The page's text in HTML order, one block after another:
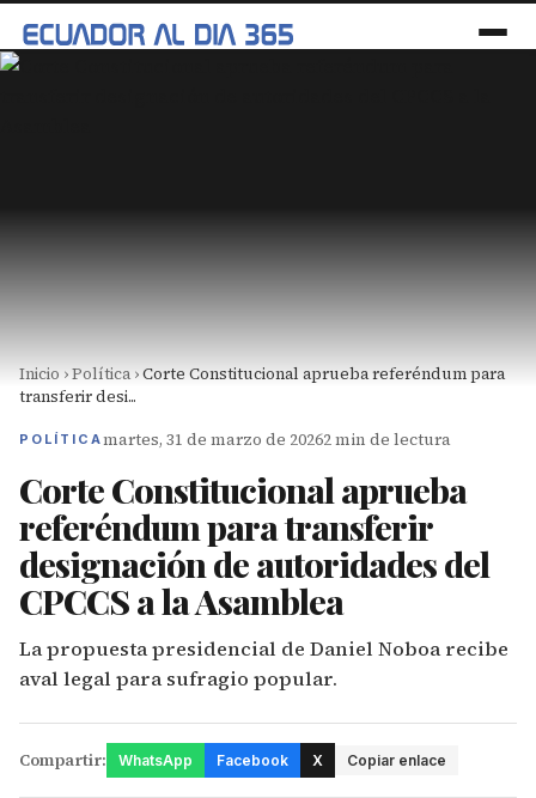
Inicio ›Política ›Corte Constitucional aprueba referéndum para
transferir desi...
POLÍTICAmartes, 31 de marzo de 20262 min de lectura
Corte Constitucional aprueba
referéndum para transferir
designación de autoridades del
CPCCS a la Asamblea
La propuesta presidencial de Daniel Noboa recibe
aval legal para sufragio popular.
Compartir: WhatsApp Facebook X Copiar enlace